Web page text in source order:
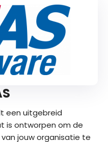
een uitgebreid
is ontworpen om de
jouw organisatie te